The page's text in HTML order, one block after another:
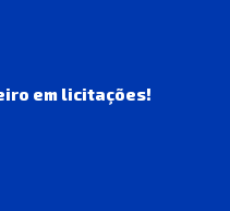
em licitações!